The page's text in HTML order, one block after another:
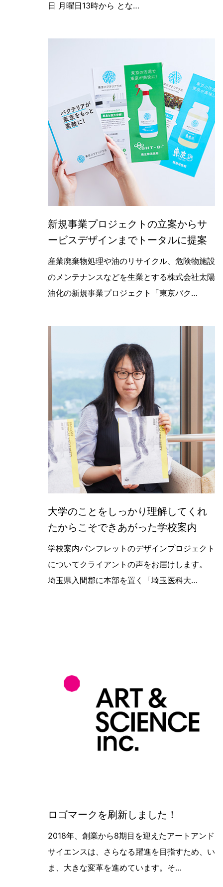
日 月曜日13時から とな…
新規事業プロジェクトの立案からサ
ービスデザインまでトータルに提案
【デザイン制作実績】株式会社太陽
産業廃棄物処理や油のリサイクル、危険物施設
のメンテナンスなどを生業とする株式会社太陽
油化の新規事業プロジェクト「東京バク…
大学のことをしっかり理解してくれ
たからこそできあがった学校案内
【お客様の声】埼玉医科大学 学校案
学校案内パンフレットのデザインプロジェクト
についてクライアントの声をお届けします。
埼玉県入間郡に本部を置く「埼玉医科大…
ロゴマークを刷新しました！
2018年、創業から8期目を迎えたアートアンド
サイエンスは、さらなる躍進を目指すため、い
ま、大きな変革を進めています。そ…